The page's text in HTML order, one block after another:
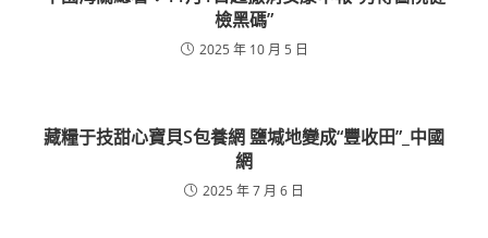
檢黑碼”
2025 年 10 月 5 日
藏糧于技甜心寶貝S包養網 鹽堿地變成“豐收田”_中國
網
2025 年 7 月 6 日